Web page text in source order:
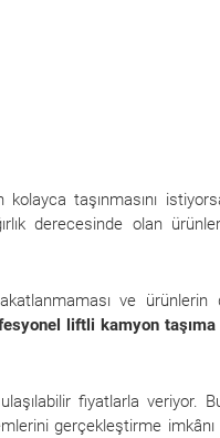
taşınmasını
derecesinde olan
ve
liftli kamyon taşıma
fiyatlarla
gerçekleştirme